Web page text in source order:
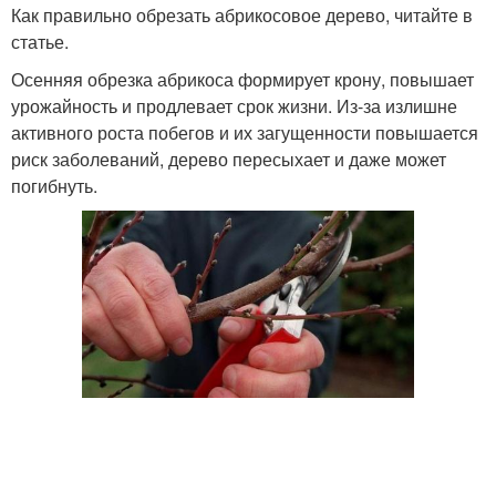
Как правильно обрезать абрикосовое дерево, читайте в
статье.
Осенняя обрезка абрикоса формирует крону, повышает
урожайность и продлевает срок жизни. Из-за излишне
активного роста побегов и их загущенности повышается
риск заболеваний, дерево пересыхает и даже может
погибнуть.